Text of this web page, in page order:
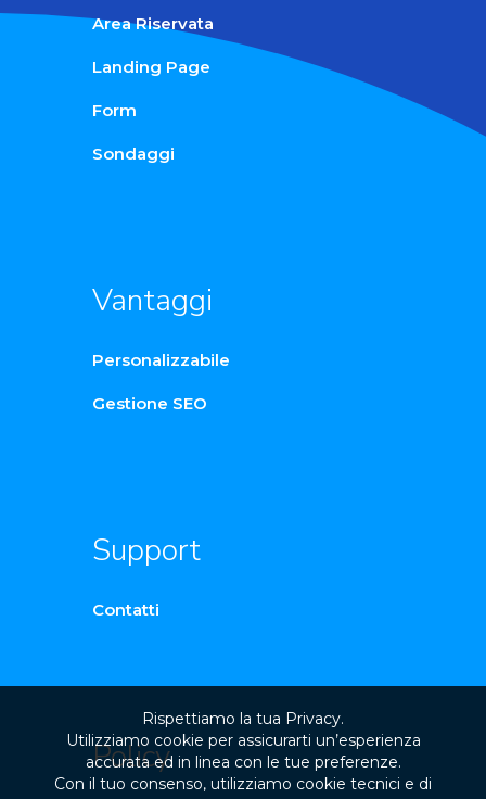
Area Riservata
Landing Page
Form
Sondaggi
Vantaggi
Personalizzabile
Gestione SEO
Support
Contatti
Policy
Rispettiamo la tua Privacy.
Utilizziamo cookie per assicurarti un’esperienza
accurata ed in linea con le tue preferenze.
Con il tuo consenso, utilizziamo cookie tecnici e di